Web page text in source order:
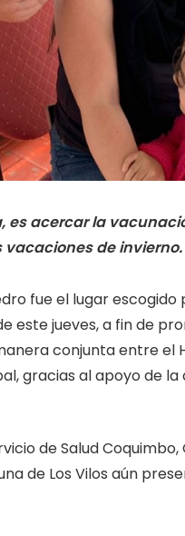
es acercar la
vacaciones de invierno.
fue el lugar
este jueves, a fin de
conjunta entre el
gracias al apoyo de
de Salud
de Los Vilos aún